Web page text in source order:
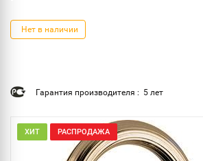
Нет в наличии
Гарантия производителя : 5 лет
ХИТ РАСПРОДАЖА